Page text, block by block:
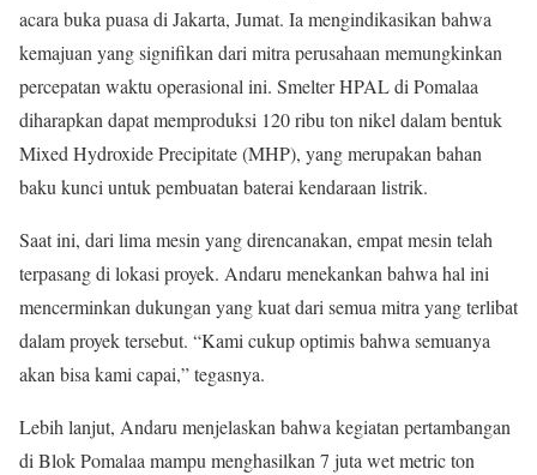
acara buka puasa di Jakarta, Jumat. Ia mengindikasikan bahwa
kemajuan yang signifikan dari mitra perusahaan memungkinkan
percepatan waktu operasional ini. Smelter HPAL di Pomalaa
diharapkan dapat memproduksi 120 ribu ton nikel dalam bentuk
Mixed Hydroxide Precipitate (MHP), yang merupakan bahan
baku kunci untuk pembuatan baterai kendaraan listrik.
Saat ini, dari lima mesin yang direncanakan, empat mesin telah
terpasang di lokasi proyek. Andaru menekankan bahwa hal ini
mencerminkan dukungan yang kuat dari semua mitra yang terlibat
dalam proyek tersebut. “Kami cukup optimis bahwa semuanya
akan bisa kami capai,” tegasnya.
Lebih lanjut, Andaru menjelaskan bahwa kegiatan pertambangan
di Blok Pomalaa mampu menghasilkan 7 juta wet metric ton